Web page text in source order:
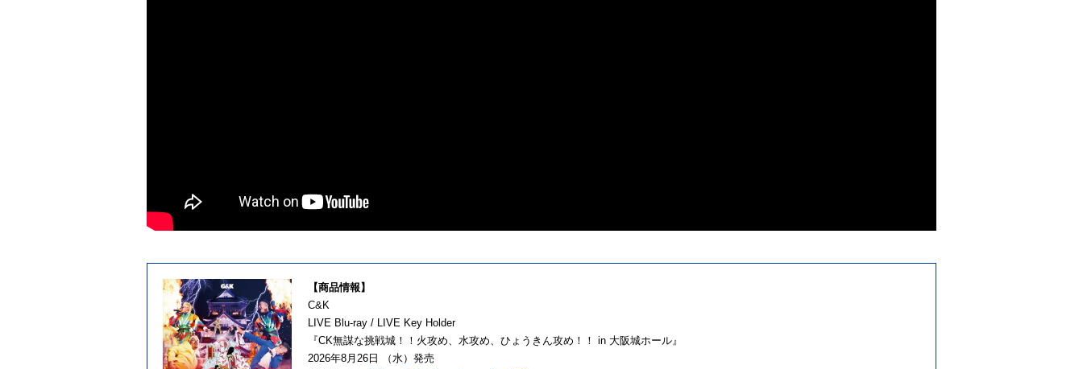
【商品情報】
C&K
LIVE Blu-ray / LIVE Key Holder
『CK無謀な挑戦城！！火攻め、水攻め、ひょうきん攻め！！ in 大阪城ホール』
2026年8月26日 （水）発売